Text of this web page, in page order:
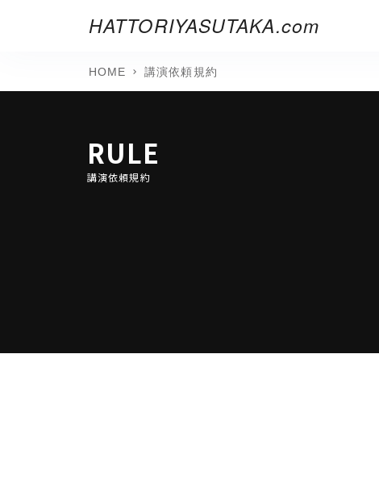
HATTORIYASUTAKA.com
HOME 講演依頼規約
RULE
講演依頼規約